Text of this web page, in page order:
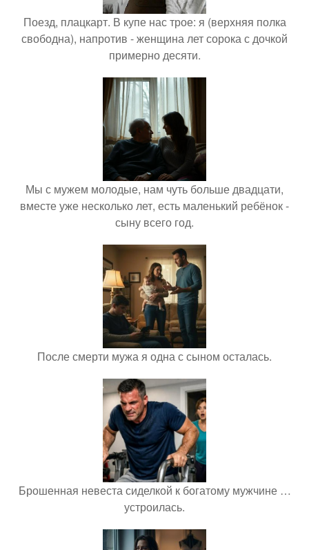
Поезд, плацкарт. В купе нас трое: я (верхняя полка
свободна), напротив - женщина лет сорока с дочкой
примерно десяти.
Мы с мужем молодые, нам чуть больше двадцати,
вместе уже несколько лет, есть маленький ребёнок -
сыну всего год.
После смерти мужа я одна с сыном осталась.
Брошенная невеста сиделкой к богатому мужчине …
устроилась.